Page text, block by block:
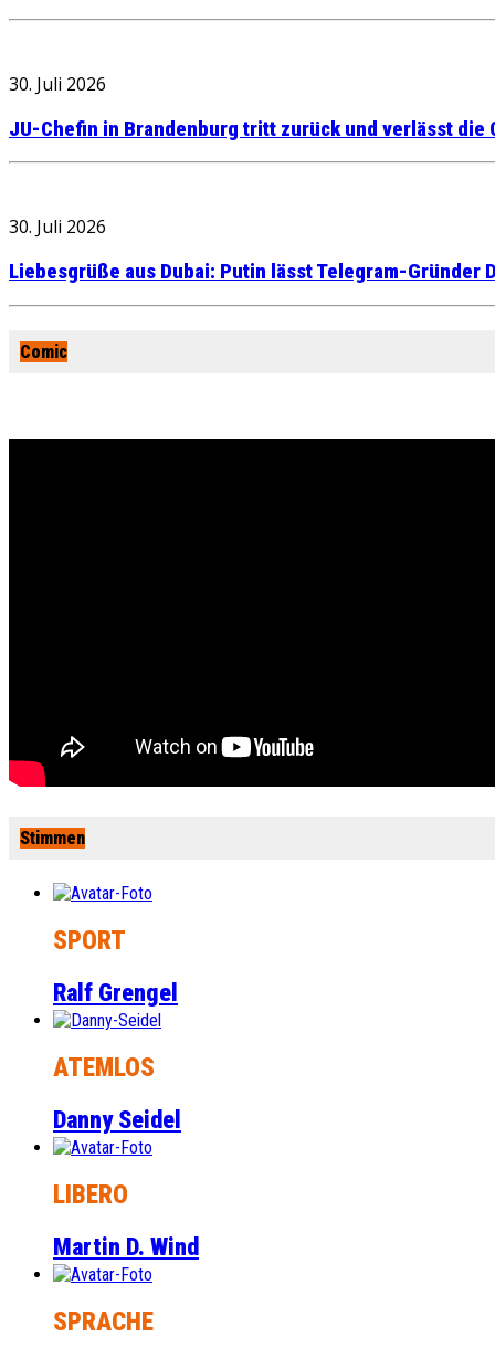
30. Juli 2026
JU-Chefin in Brandenburg tritt zurück und verlässt die
30. Juli 2026
Liebesgrüße aus Dubai: Putin lässt Telegram-Gründer
Comic
Stimmen
SPORT
Ralf Grengel
ATEMLOS
Danny Seidel
LIBERO
Martin D. Wind
SPRACHE